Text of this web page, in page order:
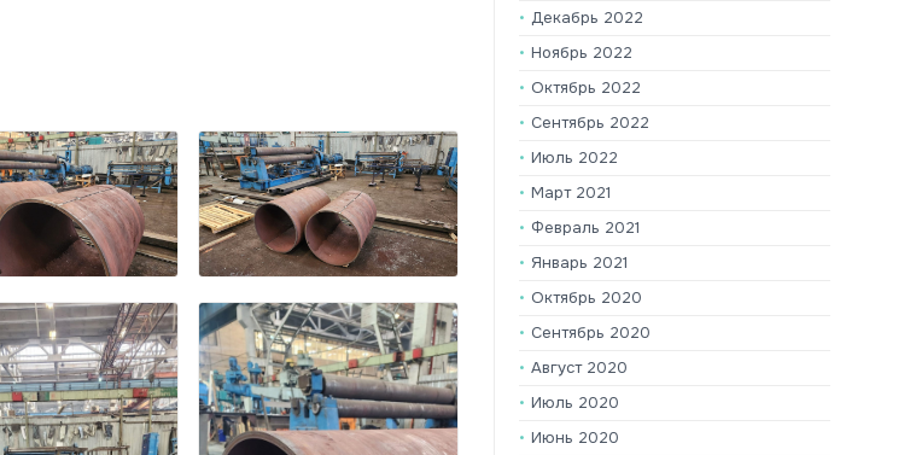
Декабрь 2022
Ноябрь 2022
Октябрь 2022
Сентябрь 2022
Июль 2022
Март 2021
Февраль 2021
Январь 2021
Октябрь 2020
Сентябрь 2020
Август 2020
Июль 2020
Июнь 2020